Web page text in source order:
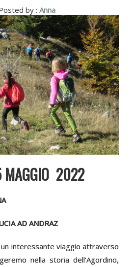
by : Anna
MAGGIO 2022
AD ANDRAZ
un interessante viaggio attraverso
nella storia dell’Agordino,